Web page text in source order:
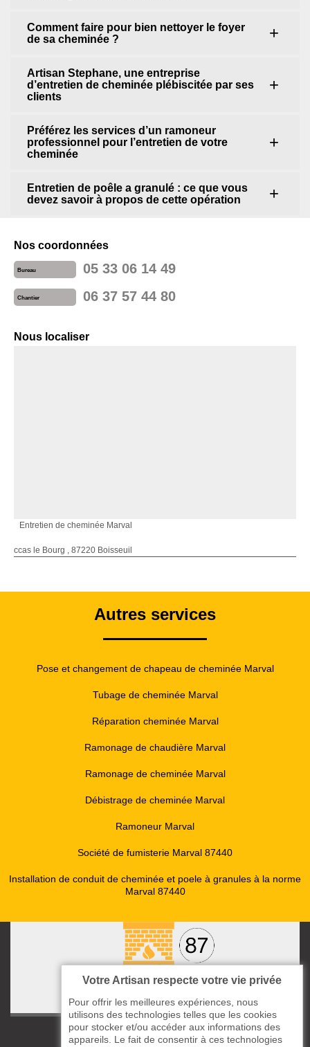
Comment faire pour bien nettoyer le foyer
de sa cheminée ?
Artisan Stephane, une entreprise
d’entretien de cheminée plébiscitée par ses
clients
Préférez les services d’un ramoneur
professionnel pour l’entretien de votre
cheminée
Entretien de poêle a granulé : ce que vous
devez savoir à propos de cette opération
Nos coordonnées
Bureau 05 33 06 14 49
Chantier 06 37 57 44 80
Nous localiser
Entretien de cheminée Marval
ccas le Bourg , 87220 Boisseuil
Autres services
Pose et changement de chapeau de cheminée Marval
Tubage de cheminée Marval
Réparation cheminée Marval
Ramonage de chaudière Marval
Ramonage de cheminée Marval
Débistrage de cheminée Marval
Ramoneur Marval
Société de fumisterie Marval 87440
Installation de conduit de cheminée et poele à granules à la norme
Marval 87440
ccas le Bourg
Votre Artisan respecte votre vie privée
Pour offrir les meilleures expériences, nous
utilisons des technologies telles que les cookies
pour stocker et/ou accéder aux informations des
appareils. Le fait de consentir à ces technologies